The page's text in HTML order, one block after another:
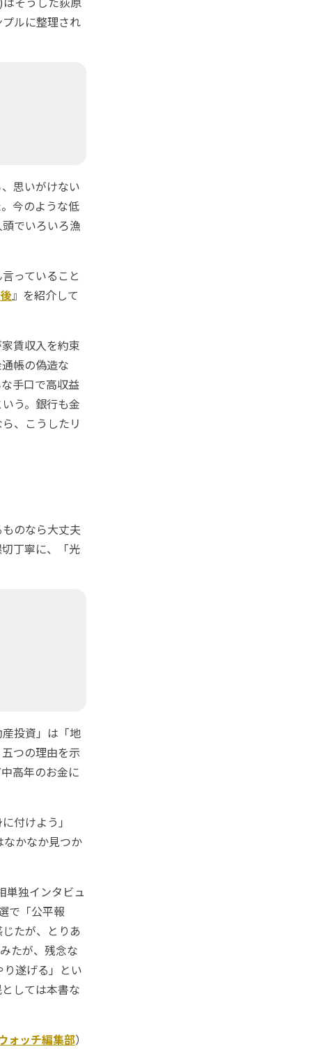
ルに整理され
思いがけない
今のような低
でいろいろ漁
っていること
』を紹介して
賃収入を約束
帳の偽造な
手口で高収益
う。銀行も金
、こうしたリ
のなら大丈夫
丁寧に、「光
投資」は「地
つの理由を示
高年のお金に
付けよう」
かなか見つか
単独インタビュ
で「公平報
たが、とりあ
たが、残念な
遂げる」とい
しては本書な
ォッチ編集部）